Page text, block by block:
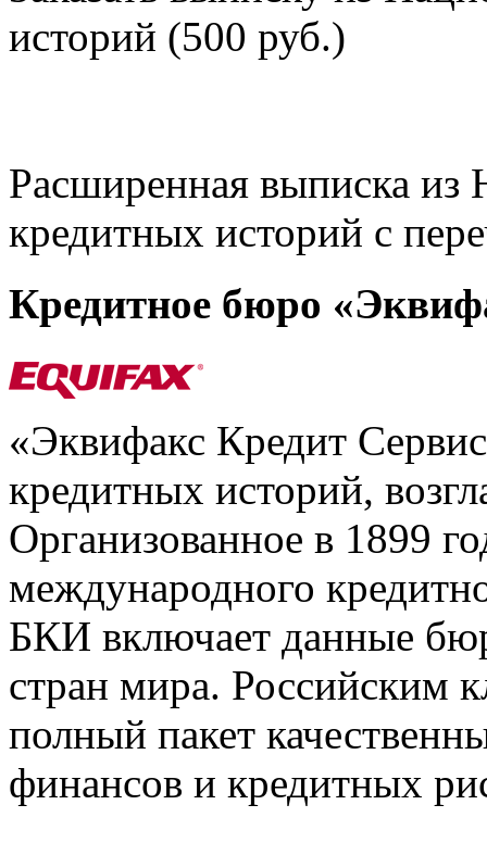
историй (500 руб.)
Расширенная выписка из
кредитных историй с
Кредитное бюро
«Эквифакс Кредит
кредитных историй,
Организованное в 1899
международного
БКИ включает данные
стран мира. Российским
полный пакет
финансов и кредитных